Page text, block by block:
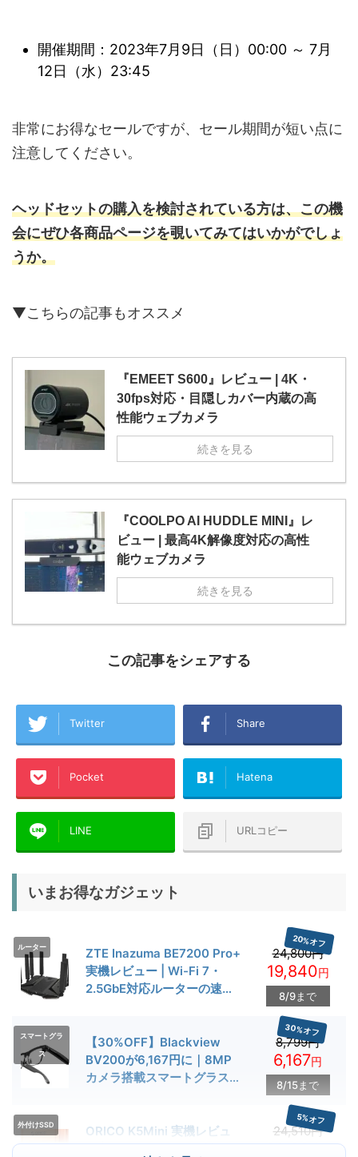
開催期間：2023年7月9日（日）00:00 ～ 7月
12日（水）23:45
非常にお得なセールですが、セール期間が短い点に
注意してください。
ヘッドセットの購入を検討されている方は、この機
会にぜひ各商品ページを覗いてみてはいかがでしょ
うか。
▼こちらの記事もオススメ
『EMEET S600』レビュー | 4K・
30fps対応・目隠しカバー内蔵の高
性能ウェブカメラ
続きを見る
『COOLPO AI HUDDLE MINI』レ
ビュー | 最高4K解像度対応の高性
能ウェブカメラ
続きを見る
この記事をシェアする
Twitter Share
Pocket Hatena
LINE URLコピー
いまお得なガジェット
ルーター
ZTE Inazuma BE7200 Pro+
実機レビュー | Wi-Fi 7・
2.5GbE対応ルーターの速度
24,800円
20%オフ
19,840円
8/9まで
スマートグラ
ス
【30%OFF】Blackview
BV200が6,167円に｜8MP
カメラ搭載スマートグラス用
8,799円
30%オフ
6,167円
8/15まで
外付けSSD
ORICO K5Mini 実機レビュ
ー | スマホの容量不足対策に
24,510円
5%オフ
23,284